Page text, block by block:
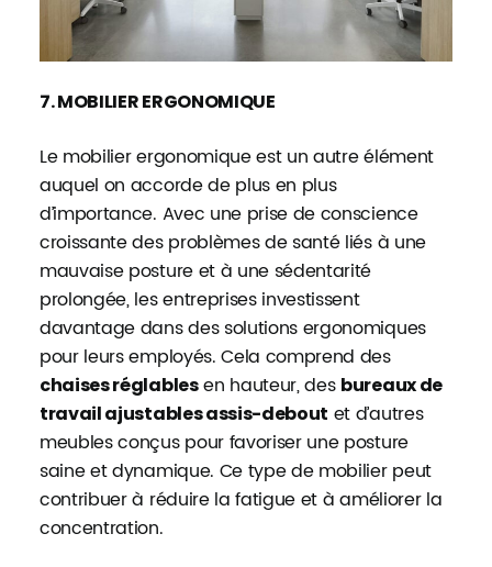
7. MOBILIER ERGONOMIQUE
Le mobilier ergonomique est un autre élément
auquel on accorde de plus en plus
d’importance. Avec une prise de conscience
croissante des problèmes de santé liés à une
mauvaise posture et à une sédentarité
prolongée, les entreprises investissent
davantage dans des solutions ergonomiques
pour leurs employés. Cela comprend des
chaises réglablesen hauteur, des bureaux de
travail ajustables assis-debout et d’autres
meubles conçus pour favoriser une posture
saine et dynamique. Ce type de mobilier peut
contribuer à réduire la fatigue et à améliorer la
concentration.